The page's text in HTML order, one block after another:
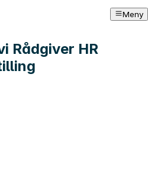
Meny
Rådgiver HR